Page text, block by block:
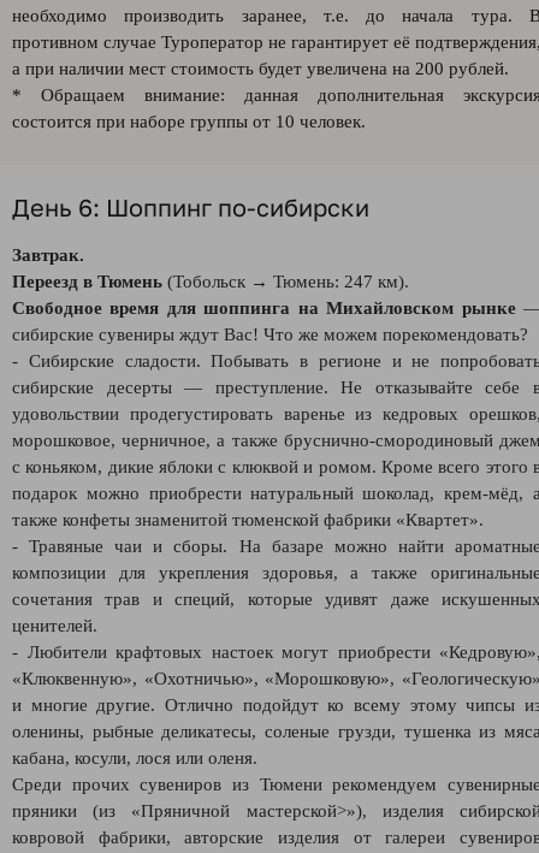
необходимо производить заранее, т.е. до начала тура.
противном случае Туроператор не гарантирует её
а при наличии мест стоимость будет увеличена на 200 рублей.
* Обращаем внимание: данная дополнительная
состоится при наборе группы от 10 человек.
День 6: Шоппинг по-сибирски
Завтрак.
Переезд в Тюмень (Тобольск → Тюмень: 247 км).
Свободное время для шоппинга на Михайловском рынке
сибирские сувениры ждут Вас! Что же можем порекомендовать?
- Сибирские сладости. Побывать в регионе и не
сибирские десерты — преступление. Не отказывайте себе
удовольствии продегустировать варенье из кедровых
морошковое, черничное, а также бруснично-смородиновый
с коньяком, дикие яблоки с клюквой и ромом. Кроме всего этого
подарок можно приобрести натуральный шоколад, крем-мёд,
также конфеты знаменитой тюменской фабрики «Квартет».
- Травяные чаи и сборы. На базаре можно найти
композиции для укрепления здоровья, а также
сочетания трав и специй, которые удивят даже
ценителей.
- Любители крафтовых настоек могут приобрести
«Клюквенную», «Охотничью», «Морошковую»,
и многие другие. Отлично подойдут ко всему этому чипсы
оленины, рыбные деликатесы, соленые грузди, тушенка из
кабана, косули, лося или оленя.
Среди прочих сувениров из Тюмени рекомендуем
пряники (из «Пряничной мастерской>»), изделия
ковровой фабрики, авторские изделия от галереи